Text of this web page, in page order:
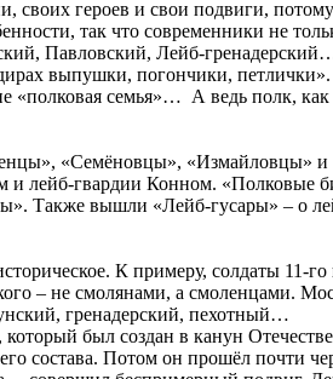
своих героев и свои подвиги,
так что современники не
Павловский, Лейб-
выпушки, погончики, петлички».
«полковая семья»… А ведь полк,
«Семёновцы», «Измайловцы»
и лейб-гвардии Конном.
Также вышли «Лейб-гусары» – о
К примеру, солдаты 11-
– не смолянами, а смоленцами.
гренадерский, пехотный…
был создан в канун
состава. Потом он прошёл почти